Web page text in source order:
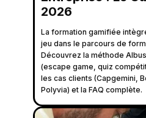
2026
La formation gamifiée
jeu dans le parcours de
Découvrez la méthode
(escape game, quiz
les cas clients (Capgemini,
Polyvia) et la FAQ complète.